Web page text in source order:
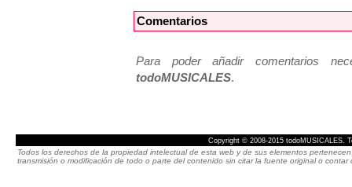
Comentarios
Para poder añadir comentarios
todoMUSICALES.
Copyright © 2008-2015 todoMUSICALES.
Todos los derechos de la propiedad intelectual de esta web y de sus elementos
transmisión o modificación de todo o parte del contenido sin citar la fuente original o